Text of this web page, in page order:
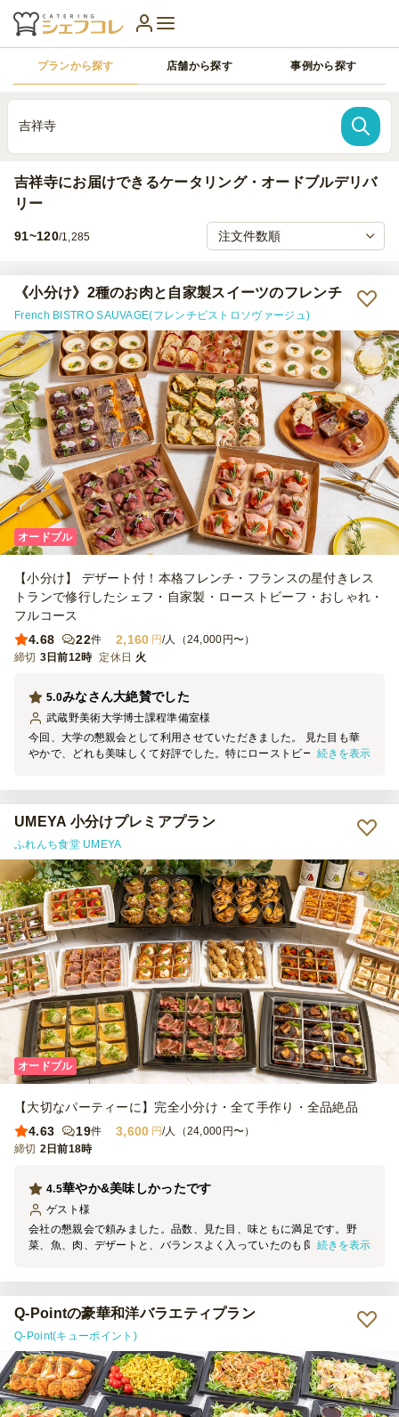
プランから探す 店舗から探す 事例から探す
吉祥寺
吉祥寺にお届けできるケータリング・オードブルデリバ
リー
91~120/1,285
《小分け》2種のお肉と自家製スイーツのフレンチ
French BISTRO SAUVAGE(フレンチビストロソヴァージュ)
オードブル
【小分け】 デザート付！本格フレンチ・フランスの星付きレス
トランで修行したシェフ・自家製・ローストビーフ・おしゃれ・
フルコース
4.68
22件 2,160 円/人（24,000円〜）
締切 3日前12時 定休日 火
みなさん大絶賛でした
5.0
武蔵野美術大学博士課程準備室様
今回、大学の懇親会として利用させていただきました。 見た目も華
やかで、どれも美味しくて好評でした。特にローストビーフが柔らか
続きを表示
UMEYA 小分けプレミアプラン
ふれんち食堂 UMEYA
オードブル
【大切なパーティーに】完全小分け・全て手作り・全品絶品
4.63
19件 3,600 円/人（24,000円〜）
締切 2日前18時
華やか&美味しかったです
4.5
ゲスト 様
会社の懇親会で頼みました。品数、見た目、味ともに満足です。野
菜、魚、肉、デザートと、バランスよく入っていたのも良かったで
続きを表示
Q-Pointの豪華和洋バラエティプラン
Q-Point(キューポイント)